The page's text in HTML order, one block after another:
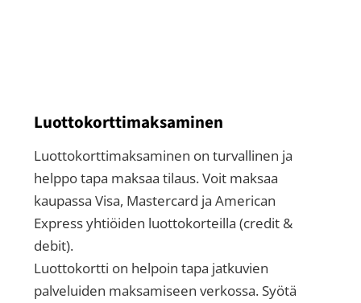
Luottokorttimaksaminen
Luottokorttimaksaminen on turvallinen ja
helppo tapa maksaa tilaus. Voit maksaa
kaupassa Visa, Mastercard ja American
Express yhtiöiden luottokorteilla (credit &
debit).
Luottokortti on helpoin tapa jatkuvien
palveluiden maksamiseen verkossa. Syötä